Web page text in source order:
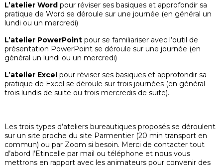
L’atelier Wordpour réviser ses basiques et approfondir sa
pratique de Word se déroule sur une journée (en général un
lundi ou un mercredi)
L’atelier PowerPointpour se familiariser avec l’outil de
présentation PowerPoint se déroule sur une journée (en
général un lundi ou un mercredi)
L’atelier Excelpour réviser ses basiques et approfondir sa
pratique de Excel se déroule sur trois journées (en général
trois lundis de suite ou trois mercredis de suite).
Les trois types d’ateliers bureautiques proposés se déroulent
sur un site proche du site Parmentier (20 min transport en
commun) ou par Zoom si besoin. Merci de contacter tout
d’abord l’Etincelle par mail ou téléphone et nous vous
mettrons en rapport avec les animateurs pour convenir des